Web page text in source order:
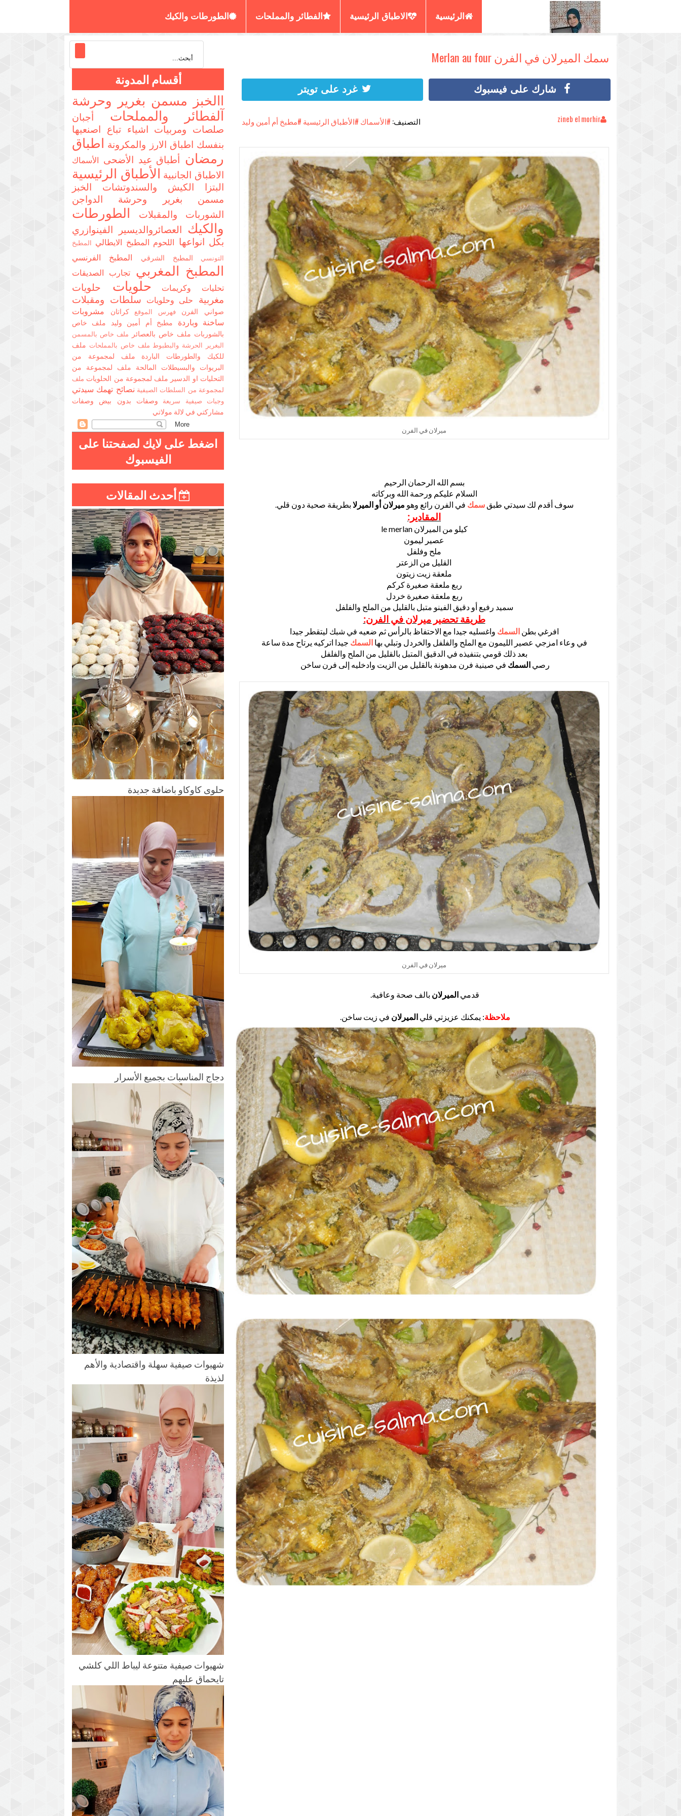
الرئيسية الاطباق الرئيسية الفطائر والمملحات الطورطات والكيك
سمك الميرلان في الفرن Merlan au four
شارك على فيسبوك غرد على تويتر
zineb el morhir التصنيف: #الأسماك #الأطباق الرئيسية #مطبخ أم أمين وليد
ميرلان في الفرن
بسم الله الرحمان الرحيم
السلام عليكم ورحمة الله وبركاته
سوف أقدم لك سيدتي طبقسمك في الفرن رائع وهو ميرلان أو الميرلا بطريقة صحية دون قلي.
المقادير:
كيلو من الميرلان le merlan
عصير ليمون
ملح وفلفل
القليل من الزعتر
ملعقة زيت زيتون
ربع ملعقة صغيرة كركم
ربع ملعقة صغيرة خردل
سميد رفيع أو دقيق الفينو متبل بالقليل من الملح والفلفل
طريقة تحضير ميرلان في الفرن:
افرغي بطنالسمك واغسليه جيدا مع الاحتفاظ بالرأس ثم ضعيه في شبك ليتقطر جيدا
في وعاء امزجي عصير الليمون مع الملح والفلفل والخردل وتبلي بهاالسمك جيدا اتركيه يرتاح مدة ساعة
بعد ذلك قومي بتنفيذه في الدقيق المتبل بالقليل من الملح والفلفل
رصيالسمك في صينية فرن مدهونة بالقليل من الزيت وادخليه إلى فرن ساخن
ميرلان في الفرن
قدمي الميرلان بالف صحة وعافية.
ملاحظة: يمكنك عزيزتي قليالميرلان في زيت ساخن.
أقسام المدونة
االخبز مسمن بغرير وحرشة
آلفطائر والمملحات
أجبان
صلصات ومربيات اشياء تباع اصنعيها
بنفسك اطباق الارز والمكرونة اطباق
رمضان أطباق عيد الأضحى الأسماك
الاطباق الجانبية الأطباق الرئيسية
البتزا الكيش والسندوتشات الخبز
مسمن بغرير وحرشة الدواجن
الشوربات والمقبلات الطورطات
والكيك العصائروالديسير الفينوازري
بكل انواعها اللحوم المطبخ الايطالي المطبخ
التونسي المطبخ الشرقي المطبخ الفرنسي
المطبخ المغربيتجارب الصديقات
تحليات وكريمات حلويات
حلويات
مغربية
حلى وحلويات سلطات ومقبلات
صواني الفرنفهرس الموقعكراتان مشروبات
ساخنة وباردة
مطبخ أم أمين وليد ملف خاص
بالشوربات ملف خاص بالعصائر ملف خاص بالمسمن
البغرير الحرشة والبطبوط ملف خاص بالمملحات ملف
للكيك والطورطات الباردة ملف لمجموعة من
البريوات والبسيطلات المالحة ملف لمجموعة من
التحليات او الدسير ملف لمجموعة من الحلويات ملف
لمجموعة من السلطات الصيفية نصائح تهمك سيدتي
وجبات صيفية سريعة وصفات بدون بيض وصفات
مشاركتي في لالة مولاتي
اضغط على لايك لصفحتنا على
الفيسبوك
أحدث المقالات
حلوى كاوكاو باضافة جديدة
دجاج المناسبات بجميع الأسرار
شهيوات صيفية سهلة واقتصادية والأهم
لذيذة
شهيوات صيفية متنوعة ليباط اللي كلشي
تايحماق عليهم